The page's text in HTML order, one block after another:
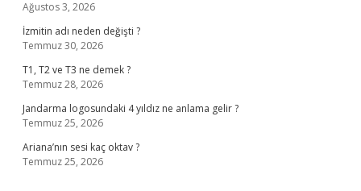
Ağustos 3, 2026
İzmitin adı neden değişti ?
Temmuz 30, 2026
T1, T2 ve T3 ne demek ?
Temmuz 28, 2026
Jandarma logosundaki 4 yıldız ne anlama gelir ?
Temmuz 25, 2026
Ariana’nın sesi kaç oktav ?
Temmuz 25, 2026